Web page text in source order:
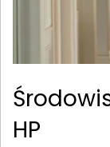
HP